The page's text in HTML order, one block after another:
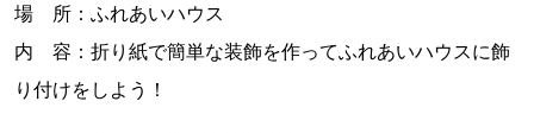
場 所：ふれあいハウス
内 容：折り紙で簡単な装飾を作ってふれあいハウスに飾
り付けをしよう！